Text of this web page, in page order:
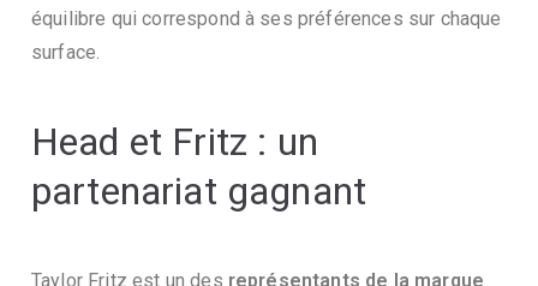
équilibre qui correspond à ses préférences sur chaque
surface.
Head et Fritz : un
partenariat gagnant
Taylor Fritz est un des représentants de la marque